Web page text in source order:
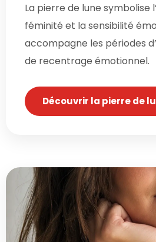
La pierre de lune symbolise
féminité et la sensibilité
accompagne les périodes
de recentrage émotionnel.
Découvrir la pierre de